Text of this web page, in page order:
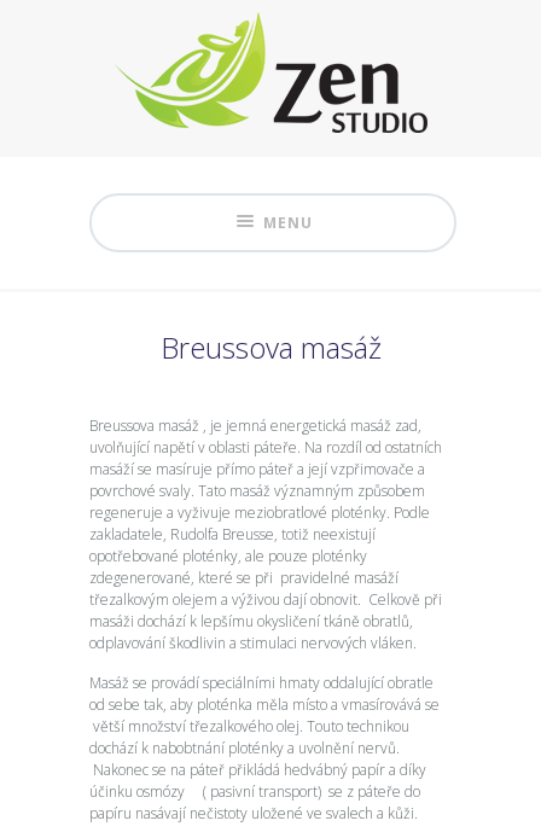
MENU
Breussova masáž
Breussova masáž , je jemná energetická masáž zad,
uvolňující napětí v oblasti páteře. Na rozdíl od ostatních
masáží se masíruje přímo páteř a její vzpřimovače a
povrchové svaly. Tato masáž významným způsobem
regeneruje a vyživuje meziobratlové ploténky. Podle
zakladatele, Rudolfa Breusse, totiž neexistují
opotřebované ploténky, ale pouze ploténky
zdegenerované, které se při pravidelné masáží
třezalkovým olejem a výživou dají obnovit. Celkově při
masáži dochází k lepšímu okysličení tkáně obratlů,
odplavování škodlivin a stimulaci nervových vláken.
Masáž se provádí speciálními hmaty oddalující obratle
od sebe tak, aby ploténka měla místo a vmasírovává se
větší množství třezalkového olej. Touto technikou
dochází k nabobtnání ploténky a uvolnění nervů.
Nakonec se na páteř přikládá hedvábný papír a díky
účinku osmózy ( pasivní transport) se z páteře do
papíru nasávají nečistoty uložené ve svalech a kůži.